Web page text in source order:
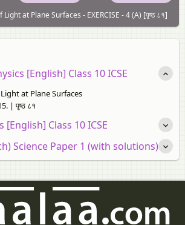
at Plane Surfaces - EXERCISE - 4 (A) [पृष्ठ ८१]
[English] Class 10 ICSE
at Plane Surfaces
| पृष्ठ ८१
[English] Class 10 ICSE
Science Paper 1 (with solutions)